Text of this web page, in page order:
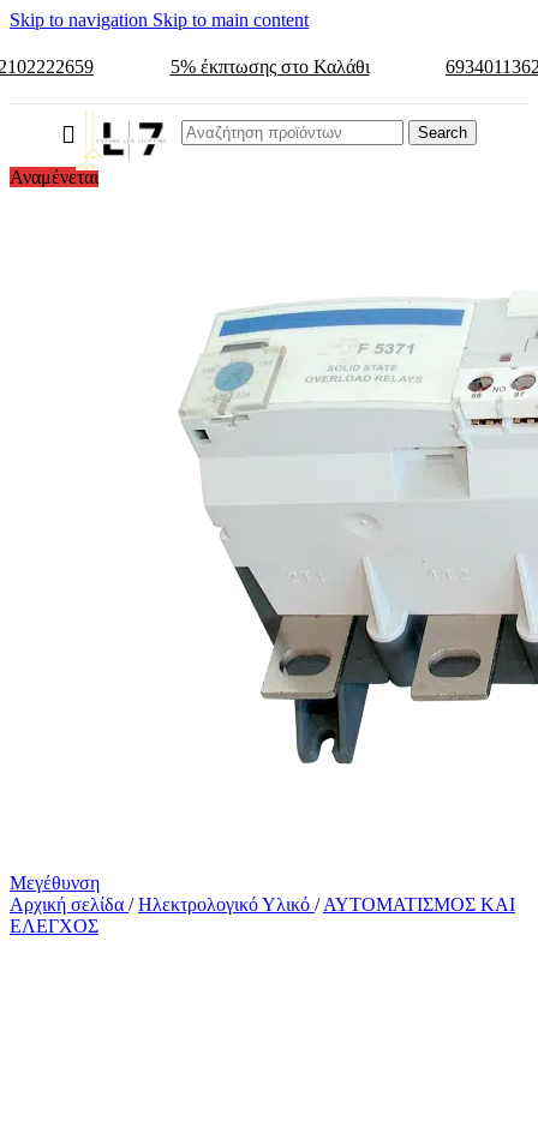
Skip to navigation Skip to main content
5% έκπτωσης στο Καλάθι
Search
Αναμένεται
Μεγέθυνση
Αρχική σελίδα / Ηλεκτρολογικό Υλικό / ΑΥΤΟΜΑΤΙΣΜΟΣ ΚΑΙ
ΕΛΕΓΧΟΣ